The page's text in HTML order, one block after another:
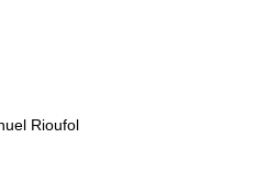
Rioufol